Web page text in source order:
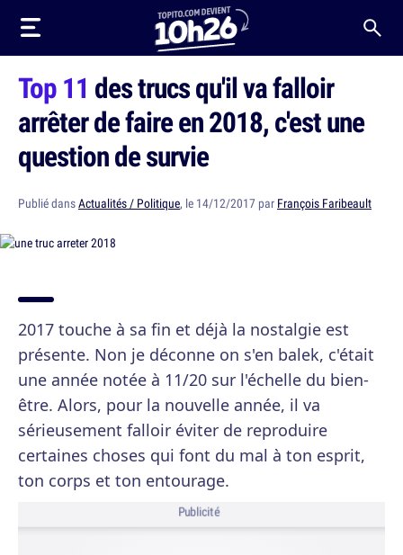
Top 11 des trucs qu'il va falloir
arrêter de faire en 2018, c'est une
question de survie
Publié dansActualités / Politique, le 14/12/2017 par François Faribeault
2017 touche à sa fin et déjà la nostalgie est
présente. Non je déconne on s'en balek, c'était
une année notée à 11/20 sur l'échelle du bien-
être. Alors, pour la nouvelle année, il va
sérieusement falloir éviter de reproduire
certaines choses qui font du mal à ton esprit,
ton corps et ton entourage.
Publicité